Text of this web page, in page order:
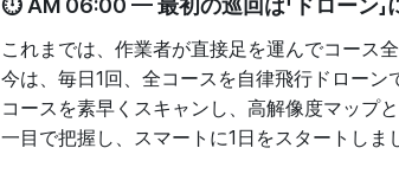
これまでは、作業者が直接足を運んでコース
今は、毎日1回、全コースを自律飛行ドロー
コースを素早くスキャンし、高解像度マップ
一目で把握し、スマートに1日をスタートしま